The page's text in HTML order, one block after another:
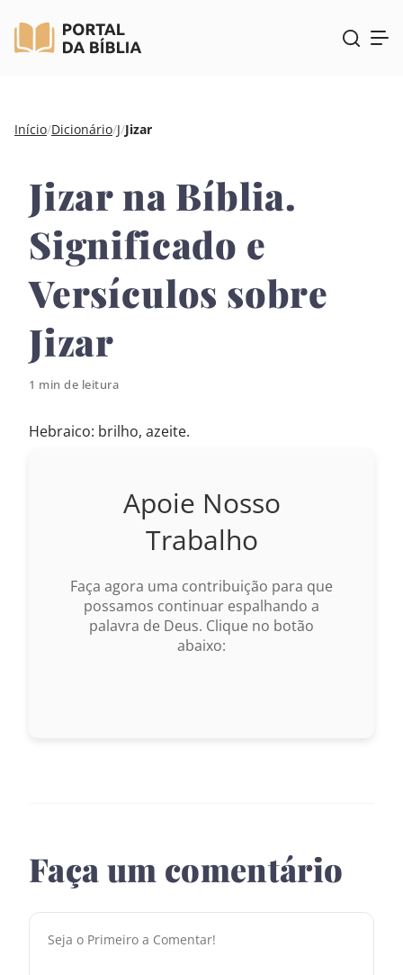
Pular
conteúdo
Início/Dicionário/J/Jizar
Jizar na Bíblia.
Significado e
Versículos sobre
Jizar
1 min de leitura
Hebraico: brilho, azeite.
Apoie Nosso
Trabalho
Faça agora uma contribuição para que
possamos continuar espalhando a
palavra de Deus. Clique no botão
abaixo:
Faça um comentário